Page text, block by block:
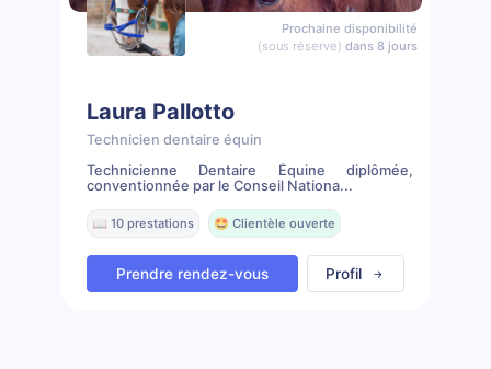
Prochaine disponibilité
(sous réserve) dans 8 jours
Laura Pallotto
Technicien dentaire équin
Technicienne Dentaire Équine diplômée,
conventionnée par le Conseil Nationa...
📖 10 prestations 🤩 Clientèle ouverte
Prendre rendez-vous Profil